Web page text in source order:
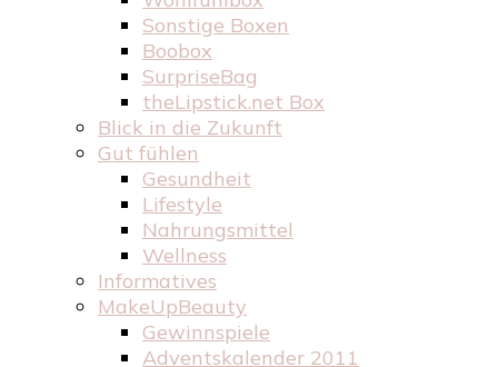
Sonstige Boxen
Boobox
SurpriseBag
theLipstick.net Box
Blick in die Zukunft
Gut fühlen
Gesundheit
Lifestyle
Nahrungsmittel
Wellness
Informatives
MakeUpBeauty
Gewinnspiele
Adventskalender 2011